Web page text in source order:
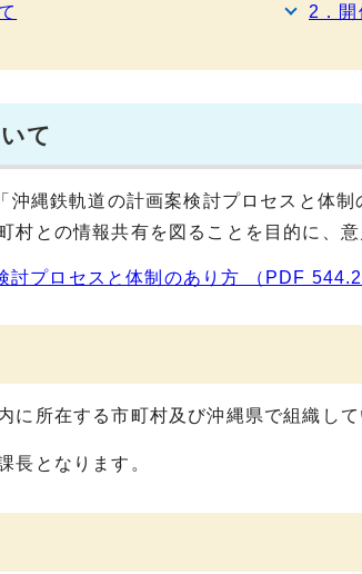
2．開
て
沖縄鉄軌道の計画案検討プロセスと体
村との情報共有を図ることを目的に、
討プロセスと体制のあり方 （PDF
に所在する市町村及び沖縄県で組織して
長となります。